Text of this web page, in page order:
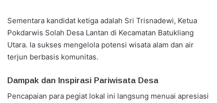
Sementara kandidat ketiga adalah Sri Trisnadewi, Ketua
Pokdarwis Solah Desa Lantan di Kecamatan Batukliang
Utara. Ia sukses mengelola potensi wisata alam dan air
terjun berbasis komunitas.
Dampak dan Inspirasi Pariwisata Desa
Pencapaian para pegiat lokal ini langsung menuai apresiasi